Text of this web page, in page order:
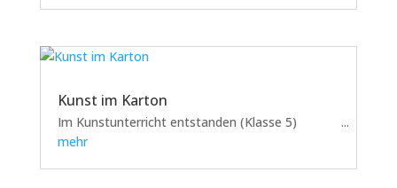
Kunst im Karton
Im Kunstunterricht entstanden (Klasse 5)
mehr